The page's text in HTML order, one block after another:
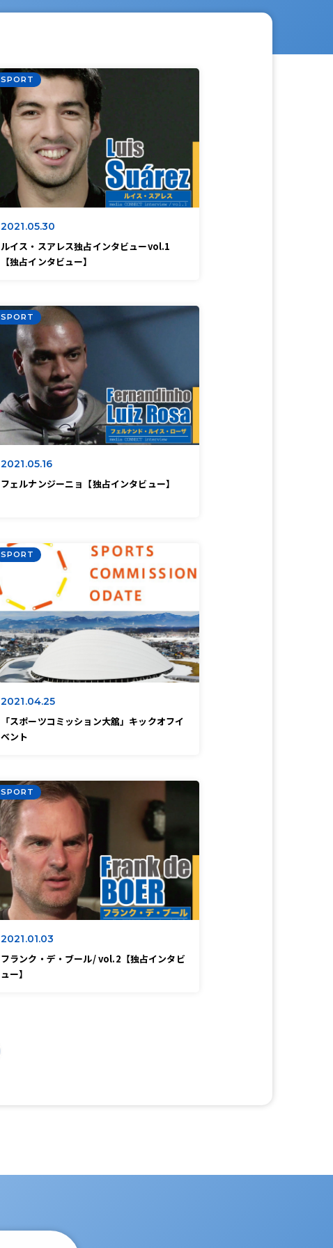
SPORT
2021.05.30
ルイス・スアレス独占インタビューvol.1
【独占インタビュー】
SPORT
2021.05.16
フェルナンジーニョ【独占インタビュー】
SPORT
2021.04.25
「スポーツコミッション大舘」キックオフイ
ベント
SPORT
2021.01.03
フランク・デ・ブール/ vol.2【独占インタビ
ュー】